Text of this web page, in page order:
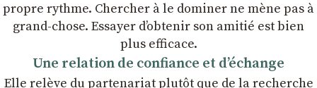
propre rythme. Chercher à le dominer ne mène pas à
grand-chose. Essayer dʼobtenir son amitié est bien
plus efficace.
Une relation de confiance et dʼéchange
Elle relève du partenariat plutôt que de la recherche